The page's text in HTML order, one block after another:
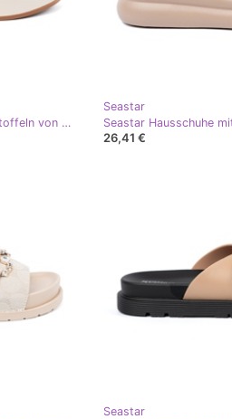
Seastar Leichte Plattformpantoffeln von Frauen leichter beige
Seastar
26,41 €
Seastar